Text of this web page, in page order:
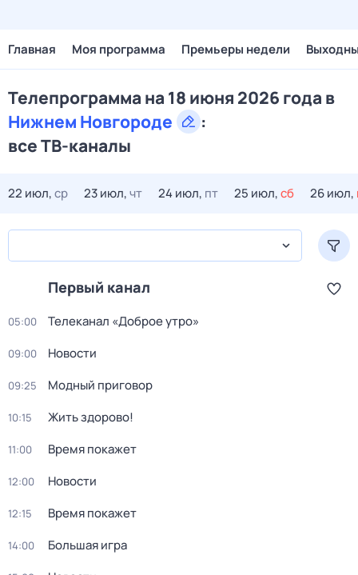
Главная Моя программа Премьеры недели
Телепрограмма на 18 июня 2026 года в
Нижнем Новгороде
:
все ТВ-каналы
22 июл,ср 23 июл,чт 24 июл, пт 25 июл,сб 26 июл,
Первый канал
05:00 Телеканал «Доброе утро»
09:00 Новости
09:25 Модный приговор
10:15 Жить здорово!
11:00 Время покажет
12:00 Новости
12:15 Время покажет
14:00 Большая игра